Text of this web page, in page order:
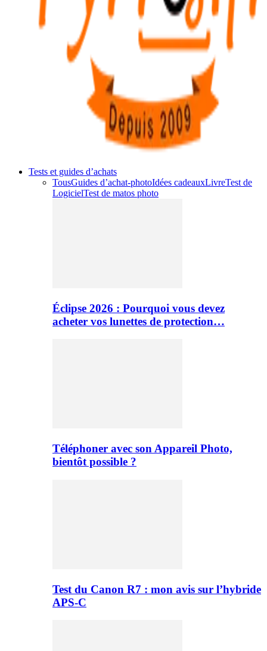
Tests et guides d’achats
TousGuides d’achat-photoIdées cadeauxLivreTest de
LogicielTest de matos photo
Éclipse 2026 : Pourquoi vous devez
acheter vos lunettes de protection…
Téléphoner avec son Appareil Photo,
bientôt possible ?
Test du Canon R7 : mon avis sur l’hybride
APS-C